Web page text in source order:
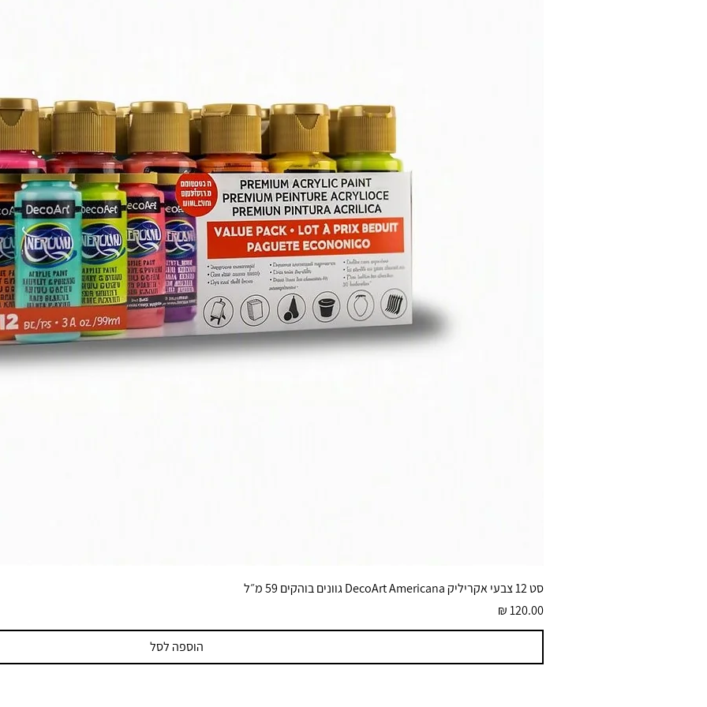
סט 12 צבעי אקריליק DecoArt Americana גוונים בוהקים 59 מ״ל
מחיר
הוספה לסל